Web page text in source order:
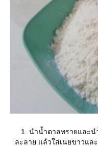
1. นำน้ำตาลทรายและ
ละลาย แล้วใส่เนยขาวแล